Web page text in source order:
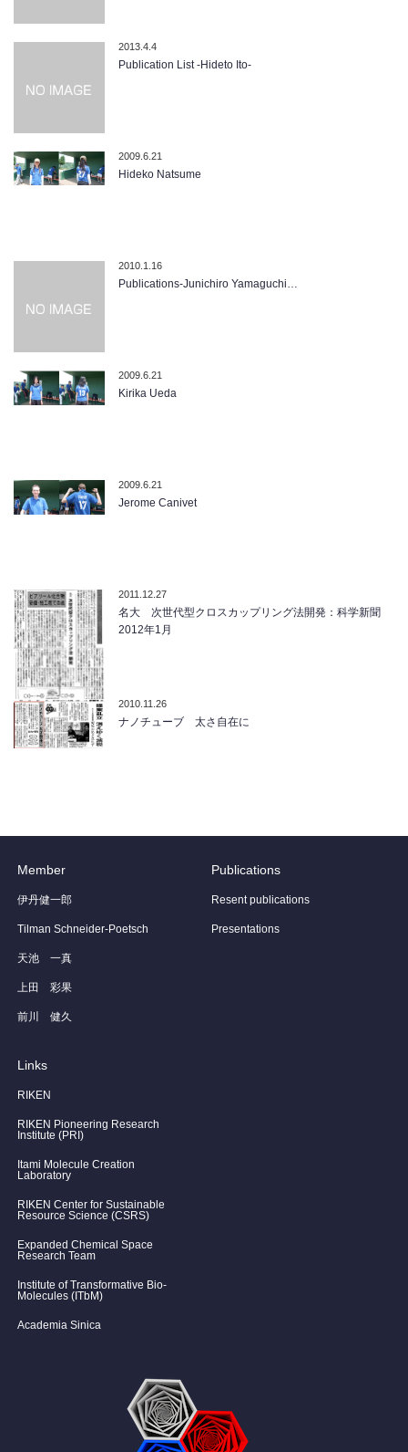
2013.4.4
Publication List -Hideto Ito-
2009.6.21
Hideko Natsume
2010.1.16
Publications-Junichiro Yamaguchi…
2009.6.21
Kirika Ueda
2009.6.21
Jerome Canivet
2011.12.27
名大 次世代型クロスカップリング法開発：科学新聞
2012年1月
2010.11.26
ナノチューブ 太さ自在に
Member
伊丹健一郎
Tilman Schneider-Poetsch
天池 一真
上田 彩果
前川 健久
Publications
Resent publications
Presentations
Links
RIKEN
RIKEN Pioneering Research
Institute (PRI)
Itami Molecule Creation
Laboratory
RIKEN Center for Sustainable
Resource Science (CSRS)
Expanded Chemical Space
Research Team
Institute of Transformative Bio-
Molecules (ITbM)
Academia Sinica